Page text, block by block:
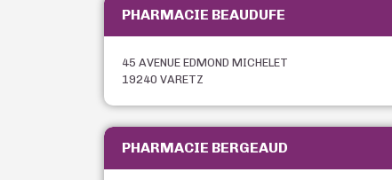
PHARMACIE BEAUDUFE
45 AVENUE EDMOND MICHELET
19240 VARETZ
PHARMACIE BERGEAUD